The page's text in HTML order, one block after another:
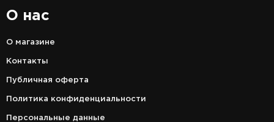
О нас
О магазине
Контакты
Публичная оферта
Политика конфиденциальности
Персональные данные